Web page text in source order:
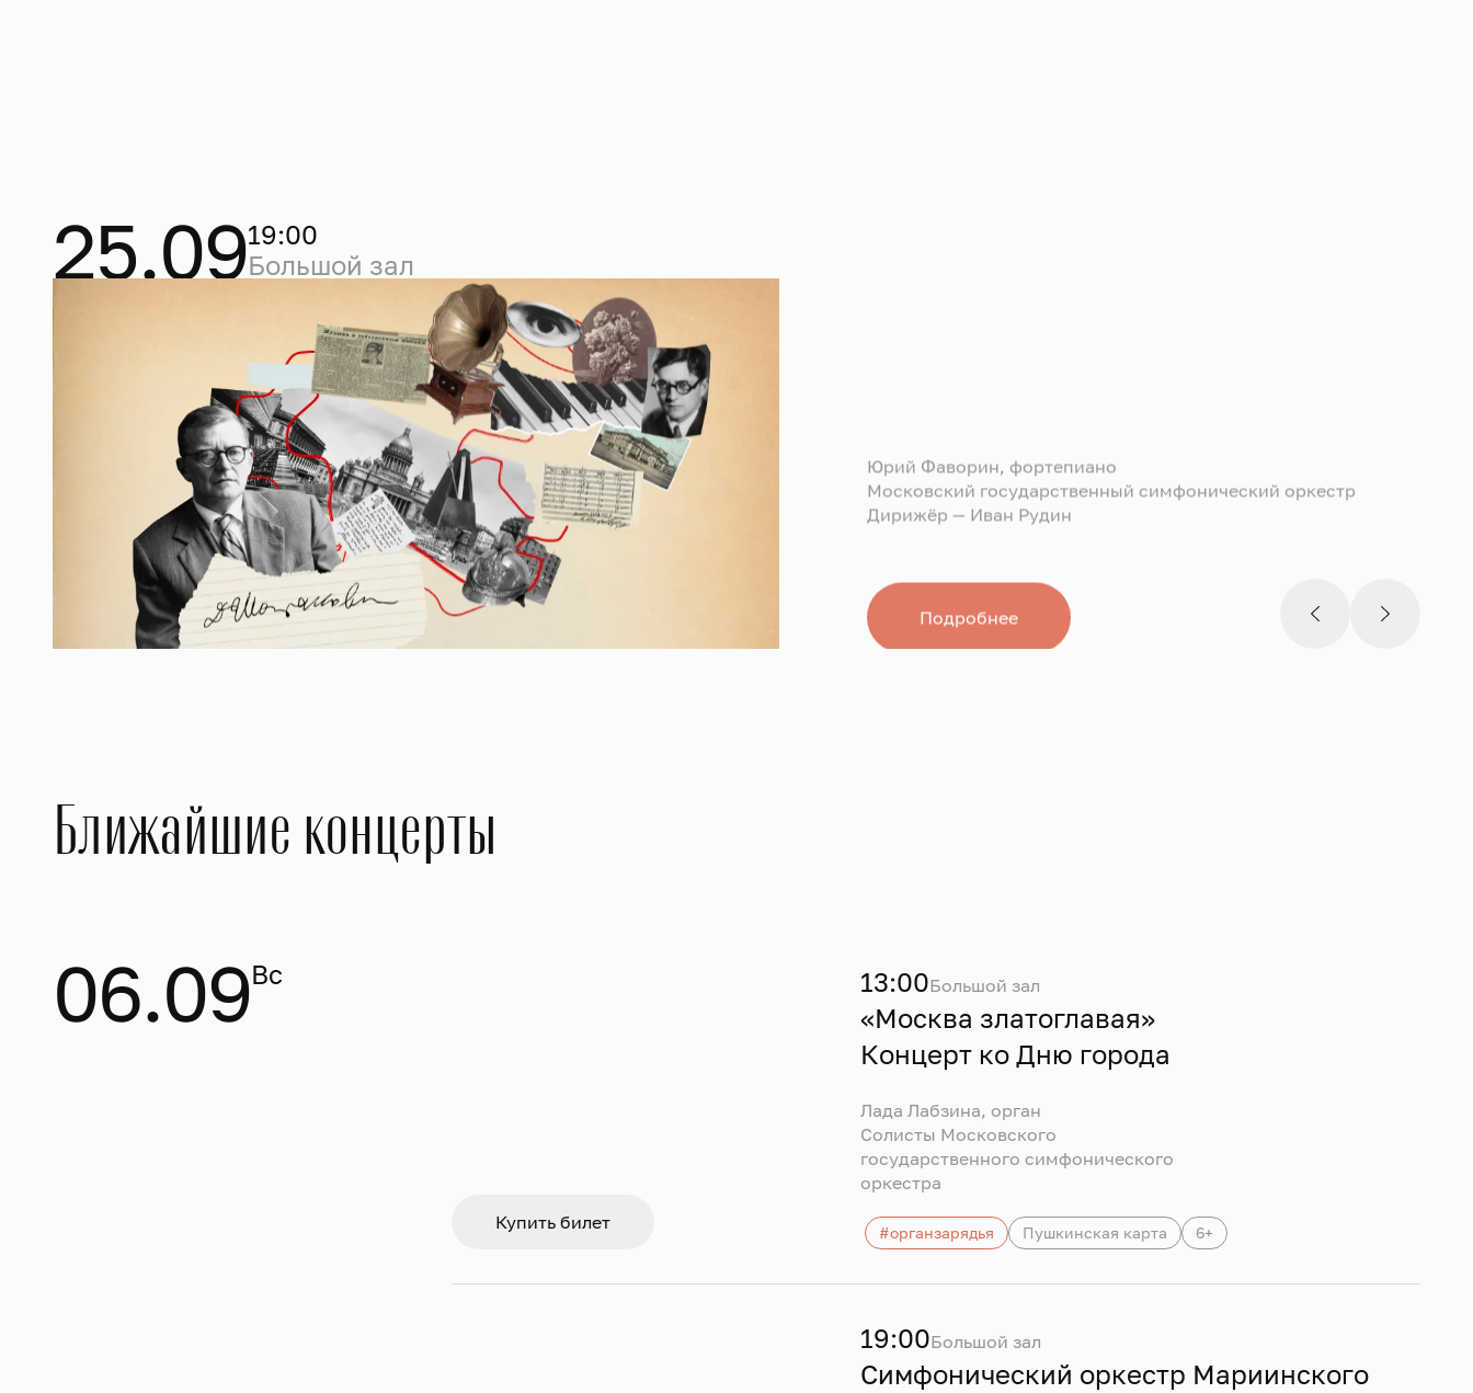
25.0919:00
Большой зал
Юрий Фаворин, фортепиано
Московский государственный симфонический оркестр
Дирижёр — Иван Рудин
Подробнее
Ближайшие концерты
06.09Вс 13:00Большой зал
«Москва златоглавая»
Концерт ко Дню города
Лада Лабзина, орган
Солисты Московского
государственного симфонического
оркестра
Купить билет
#органзарядья Пушкинская карта 6+
19:00Большой зал
Симфонический оркестр Мариинского